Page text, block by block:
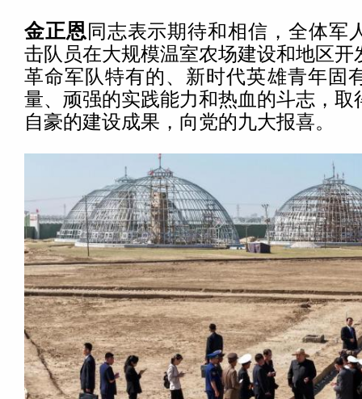
金正恩同志表示期待和相信，全体军
击队员在大规模温室农场建设和地区开
革命军队特有的、新时代英雄青年固
量、顽强的实践能力和热血的斗志，取
自豪的建设成果，向党的九大报喜。